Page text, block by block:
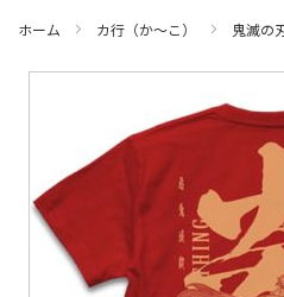
ホーム カ行（か～こ） 鬼滅の
ャ
ラ